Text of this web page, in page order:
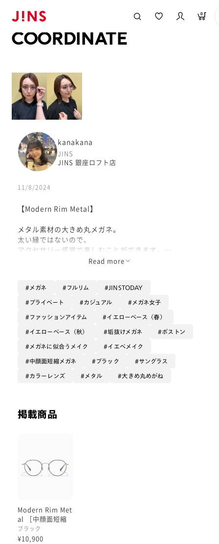
0
COORDINATE
kanakana
JINS
JINS 銀座ロフト店
11/8/2024
【Modern Rim Metal】
メタル素材の大きめ丸メガネ。
太い縁ではないので、
アクセサリー感覚で楽しむことができます。
コーディネートのワンポイントに！
程よい透け感で、マスクとの相性も抜群です◎
店内にはサンプルのご用意がありますので、
ぜひお試しくださいね。
ブルーは赤や黄色の光をカットし、
コントラストを和らげることができます◎
料金:フレーム価格+3,300円
Read more
メガネ フルリム JINSTODAY
プライベート カジュアル メガネ女子
ファッションアイテム イエローベース（春）
イエローベース（秋） 垢抜けメガネ ボストン
メガネに似合うメイク イエベメイク
中顔面短縮メガネ ブラック サングラス
カラーレンズ メタル 大きめ丸めがね
掲載商品
Modern Rim Met
al ［中顔面短縮
メガネ］
ブラック
¥10,900